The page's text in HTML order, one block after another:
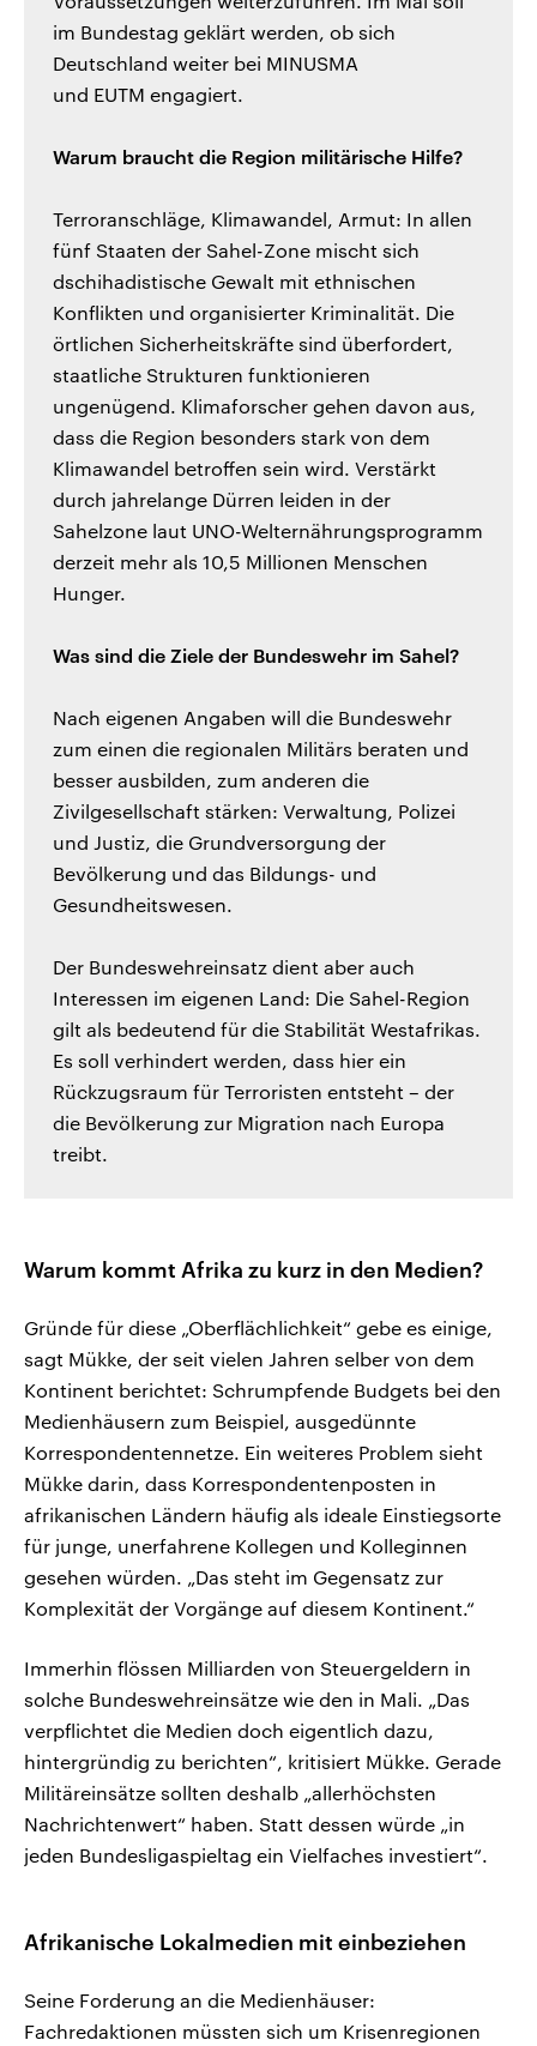
im Bundestag geklärt werden, ob sich
Deutschland weiter bei MINUSMA
und EUTM engagiert.
Warum braucht die Region militärische Hilfe?
Terroranschläge, Klimawandel, Armut: In allen
fünf Staaten der Sahel-Zone mischt sich
dschihadistische Gewalt mit ethnischen
Konflikten und organisierter Kriminalität. Die
örtlichen Sicherheitskräfte sind überfordert,
staatliche Strukturen funktionieren
ungenügend. Klimaforscher gehen davon aus,
dass die Region besonders stark von dem
Klimawandel betroffen sein wird. Verstärkt
durch jahrelange Dürren leiden in der
Sahelzone laut UNO-Welternährungsprogramm
derzeit mehr als 10,5 Millionen Menschen
Hunger.
Was sind die Ziele der Bundeswehr im Sahel?
Nach eigenen Angaben will die Bundeswehr
zum einen die regionalen Militärs beraten und
besser ausbilden, zum anderen die
Zivilgesellschaft stärken: Verwaltung, Polizei
und Justiz, die Grundversorgung der
Bevölkerung und das Bildungs- und
Gesundheitswesen.
Der Bundeswehreinsatz dient aber auch
Interessen im eigenen Land: Die Sahel-Region
gilt als bedeutend für die Stabilität Westafrikas.
Es soll verhindert werden, dass hier ein
Rückzugsraum für Terroristen entsteht – der
die Bevölkerung zur Migration nach Europa
treibt.
Warum kommt Afrika zu kurz in den Medien?
Gründe für diese „Oberflächlichkeit“ gebe es einige,
sagt Mükke, der seit vielen Jahren selber von dem
Kontinent berichtet: Schrumpfende Budgets bei den
Medienhäusern zum Beispiel, ausgedünnte
Korrespondentennetze. Ein weiteres Problem sieht
Mükke darin, dass Korrespondentenposten in
afrikanischen Ländern häufig als ideale Einstiegsorte
für junge, unerfahrene Kollegen und Kolleginnen
gesehen würden. „Das steht im Gegensatz zur
Komplexität der Vorgänge auf diesem Kontinent.“
Immerhin flössen Milliarden von Steuergeldern in
solche Bundeswehreinsätze wie den in Mali. „Das
verpflichtet die Medien doch eigentlich dazu,
hintergründig zu berichten“, kritisiert Mükke. Gerade
Militäreinsätze sollten deshalb „allerhöchsten
Nachrichtenwert“ haben. Statt dessen würde „in
jeden Bundesligaspieltag ein Vielfaches investiert“.
Afrikanische Lokalmedien mit einbeziehen
Seine Forderung an die Medienhäuser:
Fachredaktionen müssten sich um Krisenregionen